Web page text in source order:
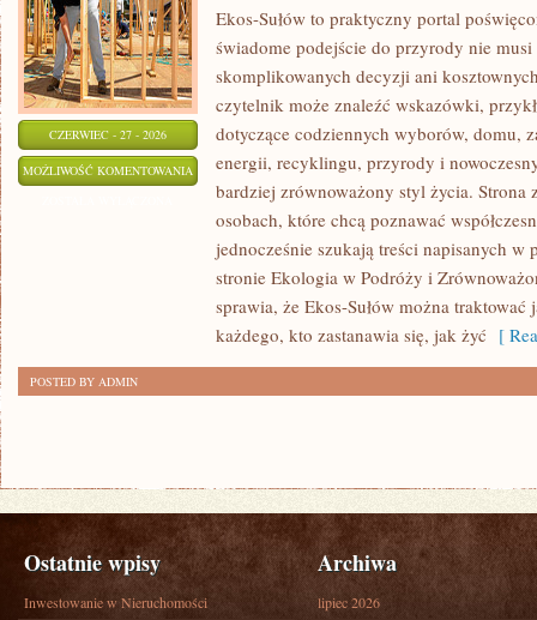
CZERWIEC - 27 - 2026
MOŻLIWOŚĆ KOMENTOWANIA
DOMU
Ekos-Sułów to praktyczny portal
świadome podejście do przyrody nie
skomplikowanych decyzji ani
czytelnik może znaleźć wskazówki,
dotyczące codziennych wyborów, domu,
energii, recyklingu, przyrody i
bardziej zrównoważony styl życia. Strona
osobach, które chcą poznawać
jednocześnie szukają treści napisanych w
stronie Ekologia w Podróży i
sprawia, że Ekos-Sułów można
każdego, kto zastanawia się, jak żyć [
POSTED BY ADMIN
Ostatnie wpisy
Inwestowanie w Nieruchomości
Archiwa
lipiec 2026